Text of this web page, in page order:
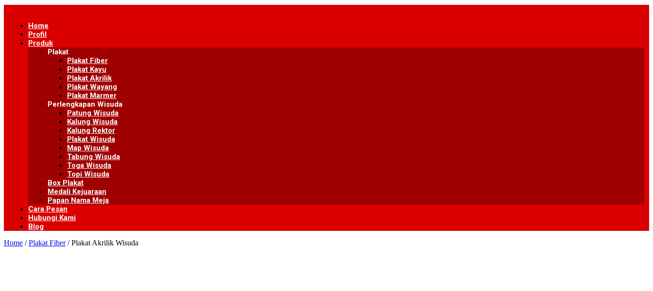
content
Home
Profil
Produk
Plakat
Plakat Fiber
Plakat Kayu
Plakat Akrilik
Plakat Wayang
Plakat Marmer
Perlengkapan Wisuda
Patung Wisuda
Kalung Wisuda
Kalung Rektor
Plakat Wisuda
Map Wisuda
Tabung Wisuda
Toga Wisuda
Topi Wisuda
Box Plakat
Medali Kejuaraan
Papan Nama Meja
Cara Pesan
Hubungi Kami
Blog
Home /Plakat Fiber/ Plakat Akrilik Wisuda